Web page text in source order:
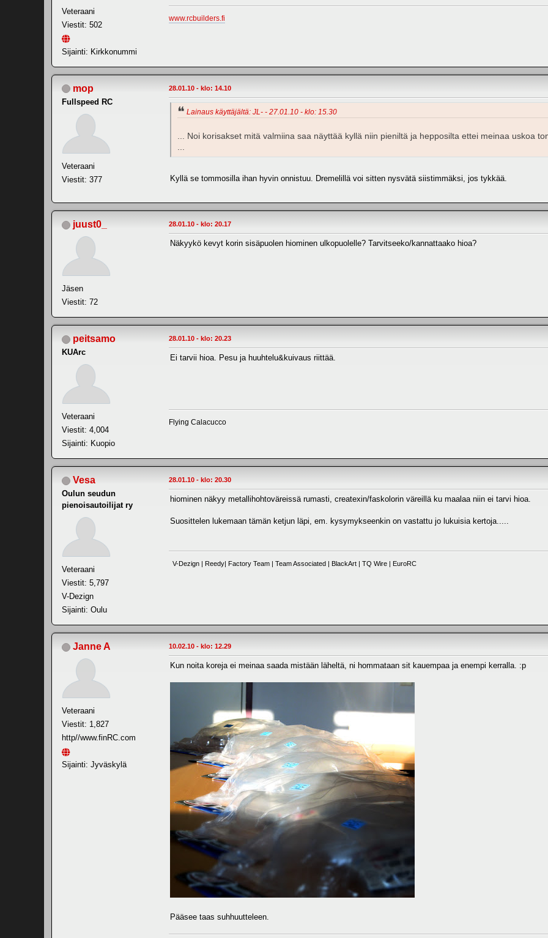
Veteraani
Viestit: 502
Sijainti: Kirkkonummi
www.rcbuilders.fi
mop
Fullspeed RC
Veteraani
Viestit: 377
28.01.10 - klo: 14.10
Lainaus käyttäjältä: JL- - 27.01.10 - klo: 15.30
... Noi korisakset mitä valmiina saa näyttää kyllä niin pieniltä ja hepposilta ettei meinaa uskoa
...
Kyllä se tommosilla ihan hyvin onnistuu. Dremelillä voi sitten nysvätä siistimmäksi, jos tykkää.
juust0_
Jäsen
Viestit: 72
28.01.10 - klo: 20.17
Näkyykö kevyt korin sisäpuolen hiominen ulkopuolelle? Tarvitseeko/kannattaako hioa?
peitsamo
KUArc
Veteraani
Viestit: 4,004
Sijainti: Kuopio
28.01.10 - klo: 20.23
Ei tarvii hioa. Pesu ja huuhtelu&kuivaus riittää.
Flying Calacucco
Vesa
Oulun seudun
pienoisautoilijat ry
Veteraani
Viestit: 5,797
V-Dezign
Sijainti: Oulu
28.01.10 - klo: 20.30
hiominen näkyy metallihohtoväreissä rumasti, createxin/faskolorin väreillä ku maalaa niin ei tarvi hioa.
Suosittelen lukemaan tämän ketjun läpi, em. kysymykseenkin on vastattu jo lukuisia kertoja.....
V-Dezign | Reedy| Factory Team | Team Associated | BlackArt | TQ Wire | EuroRC
Janne A
Veteraani
Viestit: 1,827
http//www.finRC.com
Sijainti: Jyväskylä
10.02.10 - klo: 12.29
Kun noita koreja ei meinaa saada mistään läheltä, ni hommataan sit kauempaa ja enempi kerralla. :p
Pääsee taas suhhuutteleen.